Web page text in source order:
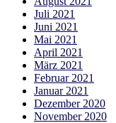
Juli 2021
Juni 2021
Mai 2021
April 2021
März 2021
Februar 2021
Januar 2021
Dezember 2020
November 2020